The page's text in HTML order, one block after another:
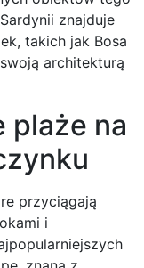
znajduje
takich jak Bosa
architekturą
plaże na
przyciągają
i